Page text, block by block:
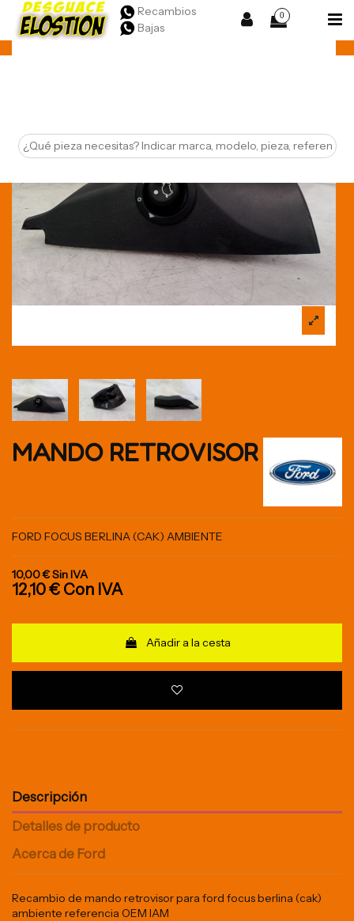
Recambios
Bajas
0
MANDO RETROVISOR
FORD FOCUS BERLINA (CAK) AMBIENTE
10,00 €Sin IVA
12,10 € Con IVA
Añadir a la cesta
Descripción
Detalles de producto
Acerca de Ford
Recambio de mando retrovisor para ford focus berlina (cak)
ambiente referencia OEM IAM